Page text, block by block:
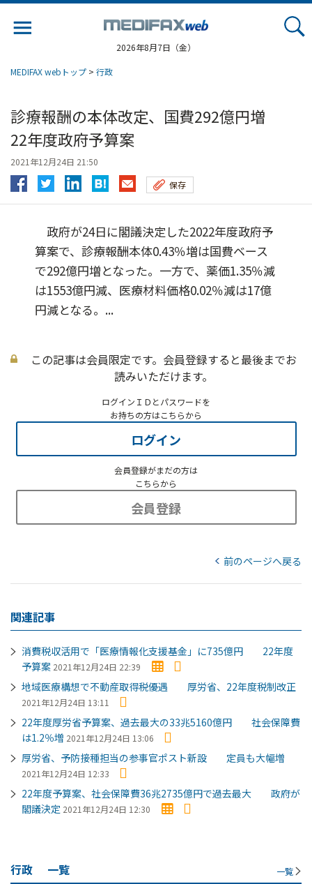
2026年8月7日（金）
MEDIFAX webトップ > 行政
診療報酬の本体改定、国費292億円増
22年度政府予算案
2021年12月24日 21:50
保存
政府が24日に閣議決定した2022年度政府予
算案で、診療報酬本体0.43％増は国費ベース
で292億円増となった。一方で、薬価1.35％減
は1553億円減、医療材料価格0.02％減は17億
円減となる。...
この記事は会員限定です。会員登録すると最後までお
読みいただけます。
ログインＩＤとパスワードを
お持ちの方はこちらから
ログイン
会員登録がまだの方は
こちらから
会員登録
前のページへ戻る
関連記事
消費税収活用で「医療情報化支援基金」に735億円 22年度
予算案 2021年12月24日 22:39
地域医療構想で不動産取得税優遇 厚労省、22年度税制改正
2021年12月24日 13:11
22年度厚労省予算案、過去最大の33兆5160億円 社会保障費
は1.2％増 2021年12月24日 13:06
厚労省、予防接種担当の参事官ポスト新設 定員も大幅増
2021年12月24日 12:33
22年度予算案、社会保障費36兆2735億円で過去最大 政府が
閣議決定 2021年12月24日 12:30
行政 一覧 一覧